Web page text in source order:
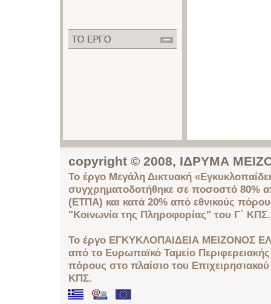
copyright © 2008, ΙΔΡΥΜΑ
Το έργο Μεγάλη Δικτυακή
συγχρηματοδοτήθηκε σε ποσοστό 80%
(ΕΤΠΑ) και κατά 20% από εθνικούς
"Κοινωνία της Πληροφορίας" του Γ΄ ΚΠΣ.
Το έργο ΕΓΚΥΚΛΟΠΑΙΔΕΙΑ ΜΕΙΖΟΝΟΣ
από το Ευρωπαϊκό Ταμείο
πόρους στο πλαίσιο του
ΚΠΣ.